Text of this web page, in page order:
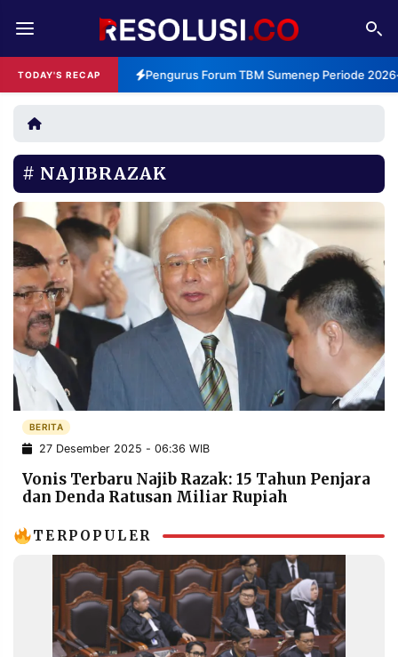
TODAY'S RECAP Pengurus Forum TBM Sumenep Periode
REDAKSI TENTANG
RESOLUSI IKLAN
RUBRIKASI
EDITORIAL AKSARA
FINANSIA PERSONA
DAERAH NASIONAL
MANCA SPORT
INFORMASI
PRIVACY
POLICY WARGA
INFORMASI
IKLAN
KIRIM
PENGADUAN TERM
OF
KAMI
NAJIBRAZAK
BERITA
27 Desember 2025 - 06:36 WIB
Vonis Terbaru Najib Razak: 15 Tahun Penjara
dan Denda Ratusan Miliar Rupiah
TERPOPULER